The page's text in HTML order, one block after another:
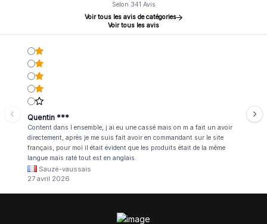
Selon 341 Avis
Voir tous les avis de catégories
Voir tous les avis
Quentin ***
Content dans l ensemble, j ai eu une cassé mais on m a fait un avoir
directement, après je me suis fait avoir en commandant sur le site
français, pour moi il était évident que les produits était de la même
langue mais raté tout est en anglais.
Sauzé-vaussais
27 avril 2026